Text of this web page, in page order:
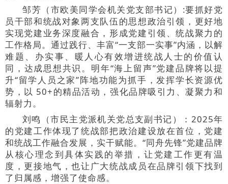
邹芳（市欧美同学会机关党支部书记）:要抓好党
员干部和统战对象两支队伍的思想政治引领，更好地
实现党建业务深度融合，形成党建引领、统战聚力的
工作格局。通过践行、丰富“一支部一实事”内涵，以解
难题、办实事、暖人心有效增进统战人士的价值认
同，达成思想共识。明年“海上留声”党建品牌将以提
升“留学人员之家”阵地功能为抓手，发挥学长资源优
势，以 50+的精品活动，强化品牌吸引力、凝聚力和
辐射力。
刘鸣（市民主党派机关党总支副书记）：2025年
的党建工作体现了统战部把政治建设放在首位，党建
和统战工作融合发展，实干赋能。“同舟先锋”党建品牌
从核心理念到具体实践的举措，让党建工作更有温
度，更接地气，也让广大统战成员在品牌引领下找到
了归属感，增强了使命感。